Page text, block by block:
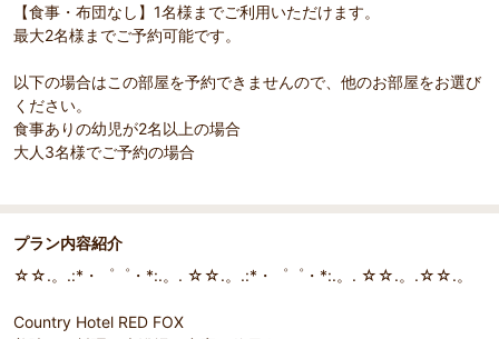
【食事・布団なし】1名様までご利用いただけます。
最大2名様までご予約可能です。
以下の場合はこの部屋を予約できませんので、他のお部屋をお選び
ください。
食事ありの幼児が2名以上の場合
大人3名様でご予約の場合
プラン内容紹介
☆☆.。.:*・゜゜・*:.。. ☆☆.。.:*・゜゜・*:.。. ☆☆.。.☆☆.。
Country Hotel RED FOX